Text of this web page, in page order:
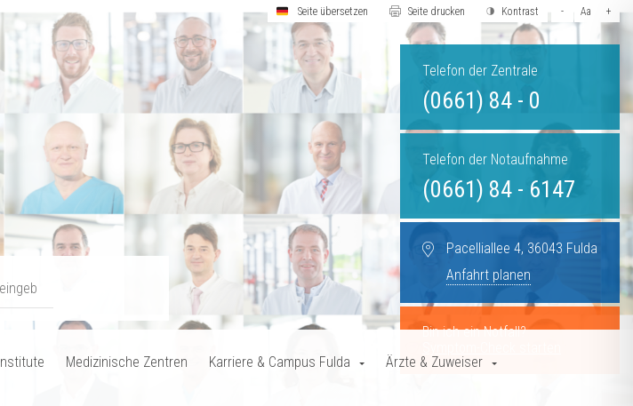
Seite übersetzen Seite drucken Kontrast - Aa +
Telefon der Zentrale
(0661) 84 - 0
Telefon der Notaufnahme
(0661) 84 - 6147
Pacelliallee 4, 36043 Fulda
Anfahrt planen
Bin ich ein Notfall?
Medizinische Zentren Karriere & Campus Fulda Ärzte & Zuweiser